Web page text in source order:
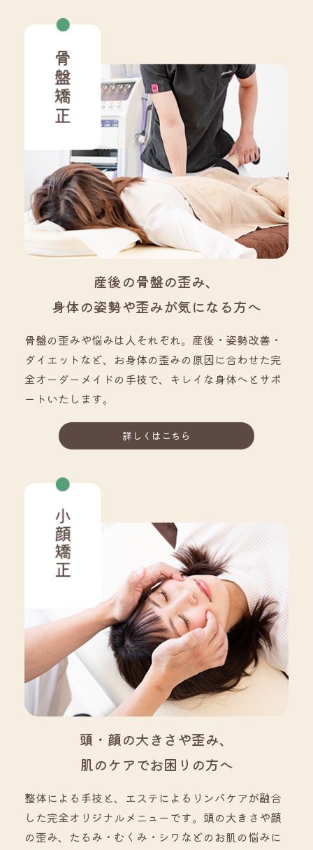
産後の骨盤の歪み、
身体の姿勢や歪みが気になる方へ
骨盤の歪みや悩みは人それぞれ。産後・姿勢改善・
ダイエットなど、お身体の歪みの原因に合わせた完
全オーダーメイドの手技で、キレイな身体へとサポ
ートいたします。
詳しくはこちら
頭・顔の大きさや歪み、
肌のケアでお困りの方へ
整体による手技と、エステによるリンパケアが融合
した完全オリジナルメニューです。頭の大きさや顔
の歪み、たるみ・むくみ・シワなどのお肌の悩みに